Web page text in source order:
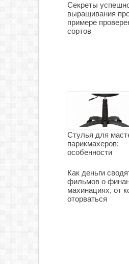
Секреты
выращивания
примере
сортов
Стулья для
парикмахеров:
особенности
Как деньги
фильмов о
махинациях, от
оторваться